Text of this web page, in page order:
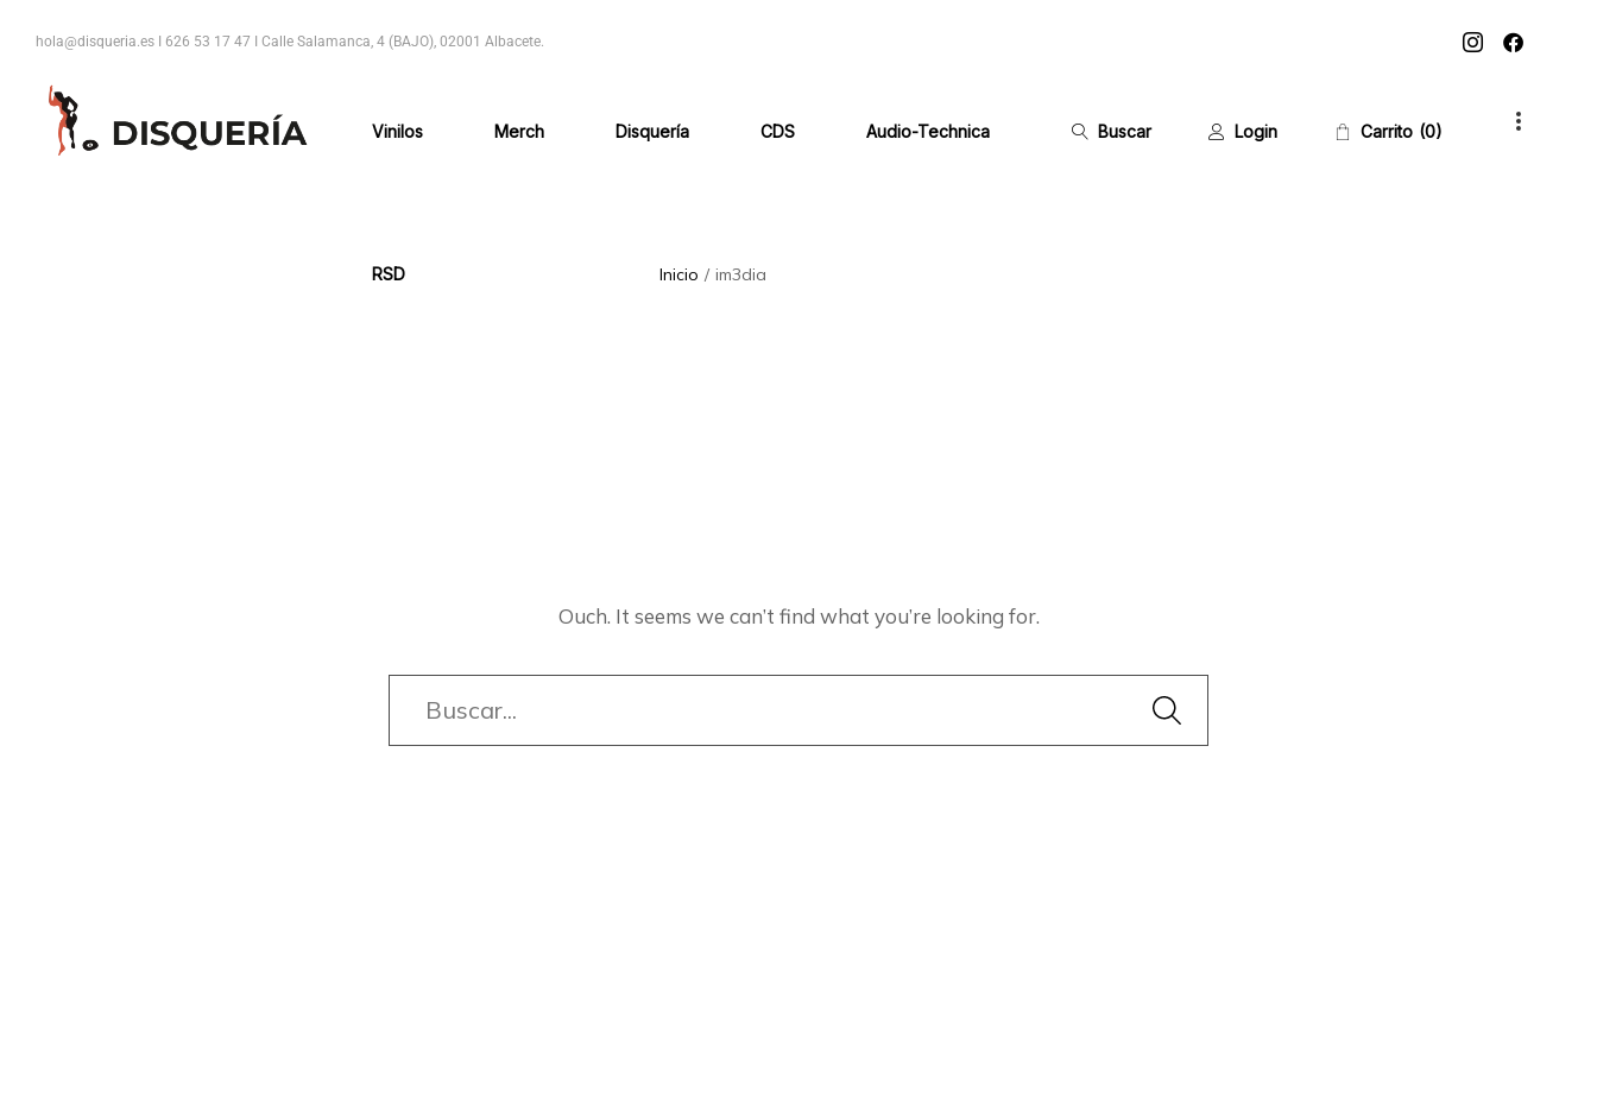
hola@disqueria.es I 626 53 17 47 I Calle Salamanca, 4 (BAJO), 02001 Albacete.
Vinilos Merch Disquería CDS Audio-Technica
RSD
Buscar Login Carrito 0
Inicio / im3dia
Ouch. It seems we can’t find what you’re looking for.